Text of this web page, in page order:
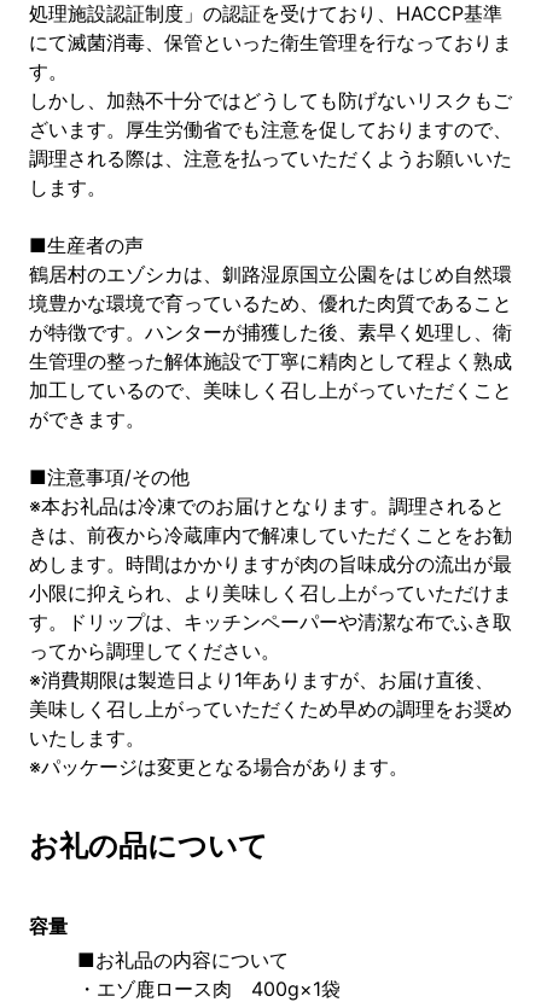
処理施設認証制度」の認証を受けており、HACCP基準
にて滅菌消毒、保管といった衛生管理を行なっておりま
す。
しかし、加熱不十分ではどうしても防げないリスクもご
ざいます。厚生労働省でも注意を促しておりますので、
調理される際は、注意を払っていただくようお願いいた
します。
■生産者の声
鶴居村のエゾシカは、釧路湿原国立公園をはじめ自然環
境豊かな環境で育っているため、優れた肉質であること
が特徴です。ハンターが捕獲した後、素早く処理し、衛
生管理の整った解体施設で丁寧に精肉として程よく熟成
加工しているので、美味しく召し上がっていただくこと
ができます。
■注意事項/その他
※本お礼品は冷凍でのお届けとなります。調理されると
きは、前夜から冷蔵庫内で解凍していただくことをお勧
めします。時間はかかりますが肉の旨味成分の流出が最
小限に抑えられ、より美味しく召し上がっていただけま
す。ドリップは、キッチンペーパーや清潔な布でふき取
ってから調理してください。
※消費期限は製造日より1年ありますが、お届け直後、
美味しく召し上がっていただくため早めの調理をお奨め
いたします。
※パッケージは変更となる場合があります。
お礼の品について
容量
■お礼品の内容について
・エゾ鹿ロース肉　400g×1袋